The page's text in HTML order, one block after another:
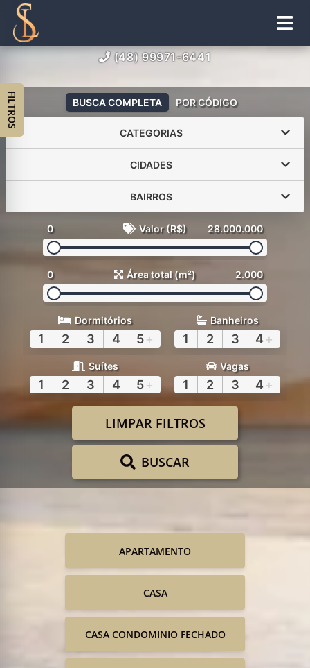
(48) 99971-6441
BUSCA COMPLETA POR CÓDIGO
CATEGORIAS
CIDADES
BAIRROS
0 Valor (R$) 28.000.000
0 Área total (m²) 2.000
Dormitórios
1 2 3 4 5+
Banheiros
1 2 3 4 +
Suítes
1 2 3 4 5+
Vagas
1 2 3 4 +
LIMPAR FILTROS
BUSCAR
APARTAMENTO
CASA
CASA CONDOMINIO FECHADO
FILTROS